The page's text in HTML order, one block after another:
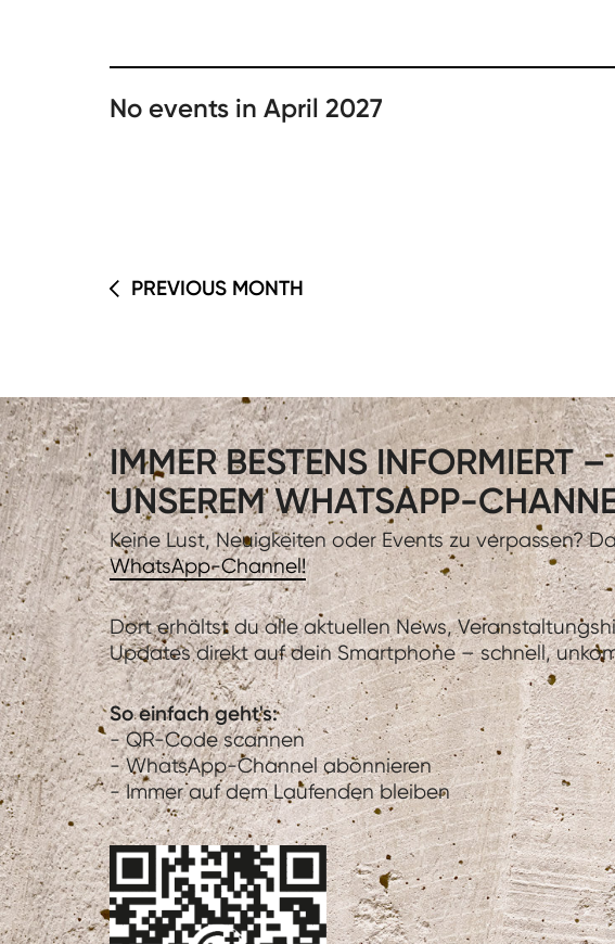
No events in April 2027
PREVIOUS MONTH
IMMER BESTENS INFORMIERT
UNSEREM WHATSAPP-
Keine Lust, Neuigkeiten oder Events zu verpassen?
WhatsApp-Channel!
Dort erhältst du alle aktuellen News,
Updates direkt auf dein Smartphone – schnell,
So einfach geht's:
- QR-Code scannen
- WhatsApp-Channel abonnieren
- Immer auf dem Laufenden bleiben